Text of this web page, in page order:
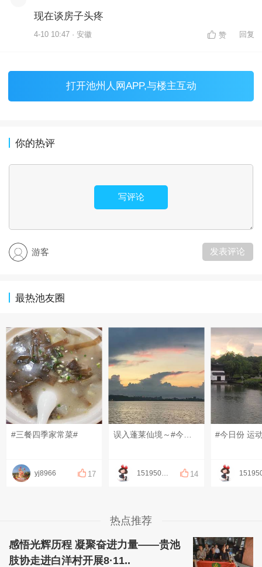
现在谈房子头疼
4-10 10:47 · 安徽 赞 回复
打开池州人网APP,与楼主互动
你的热评
写评论
游客 发表评论
最热池友圈
#三餐四季家常菜#
yj8966 17
误入蓬莱仙境～#今日份 运动打卡#
14
热点推荐
感悟光辉历程 凝聚奋进力量——贵池
肢协走进白洋村开展8·11..